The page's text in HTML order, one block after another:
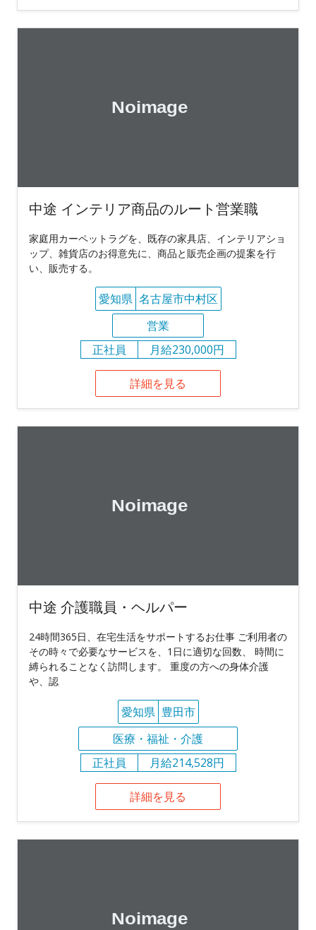
中途 インテリア商品のルート営業職
家庭用カーペットラグを、既存の家具店、インテリアショ
ップ、雑貨店のお得意先に、商品と販売企画の提案を行
い、販売する。
愛知県 名古屋市中村区
営業
正社員
月給230,000円
詳細を見る
中途 介護職員・ヘルパー
24時間365日、在宅生活をサポートするお仕事 ご利用者の
その時々で必要なサービスを、1日に適切な回数、 時間に
縛られることなく訪問します。 重度の方への身体介護
や、認
愛知県 豊田市
医療・福祉・介護
正社員
月給214,528円
詳細を見る